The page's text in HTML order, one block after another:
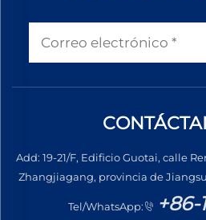
Add: 19-21/F, Edificio Guotai, calle
Zhangjiagang, provincia de
Tel/WhatsApp: +86-